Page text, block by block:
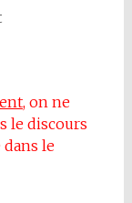
, on ne
le discours
le